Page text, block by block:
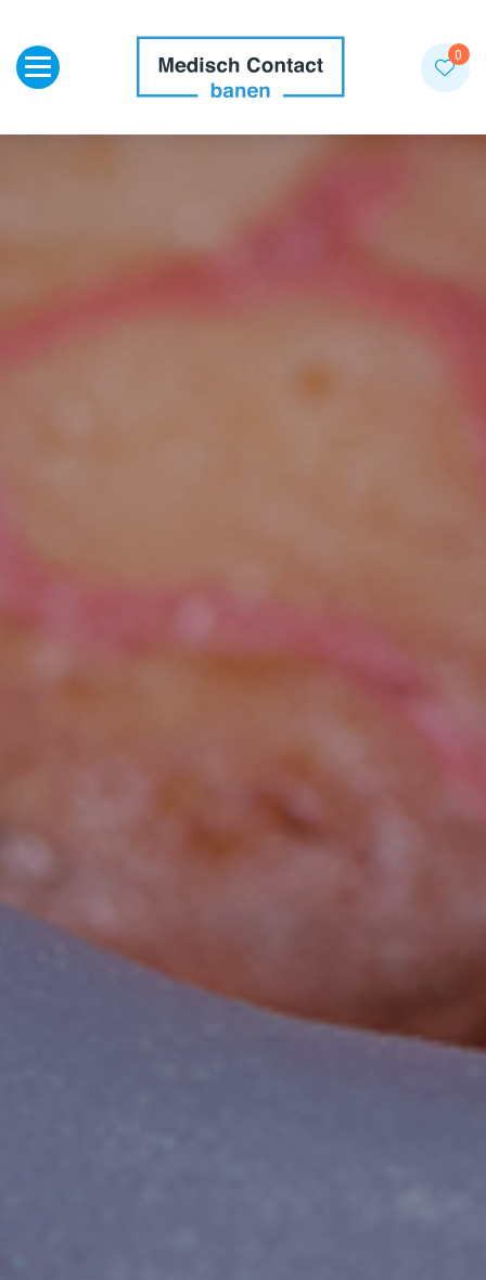
Toggle navigation 0